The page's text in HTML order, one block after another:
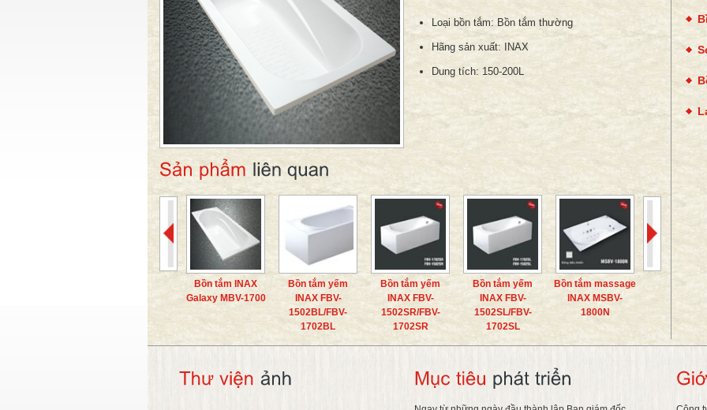
Loại bồn tắm: Bồn tắm thường
Hãng sản xuất: INAX
Dung tích: 150-200L
Bồn tắm INAX
Galaxy MBV-1700
Bồn tắm yếm
INAX FBV-
1502BL/FBV-
1702BL
Bồn tắm yếm
INAX FBV-
1502SR/FBV-
1702SR
Bồn tắm yếm
INAX FBV-
1502SL/FBV-
1702SL
Bồn tắm massage
INAX MSBV-
1800N
Bồn tắm